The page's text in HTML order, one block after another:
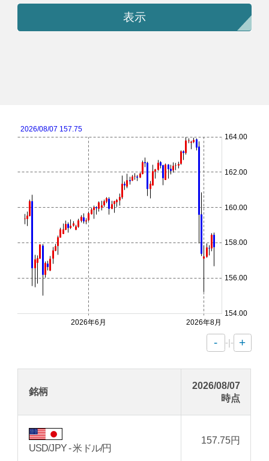
表示
2026/08/07 157.75
164.00
162.00
160.00
158.00
156.00
154.00
2026年6月
2026年8月
- -|- +
銘柄
2026/08/07
時点
USD/JPY - 米ドル/円
157.75円